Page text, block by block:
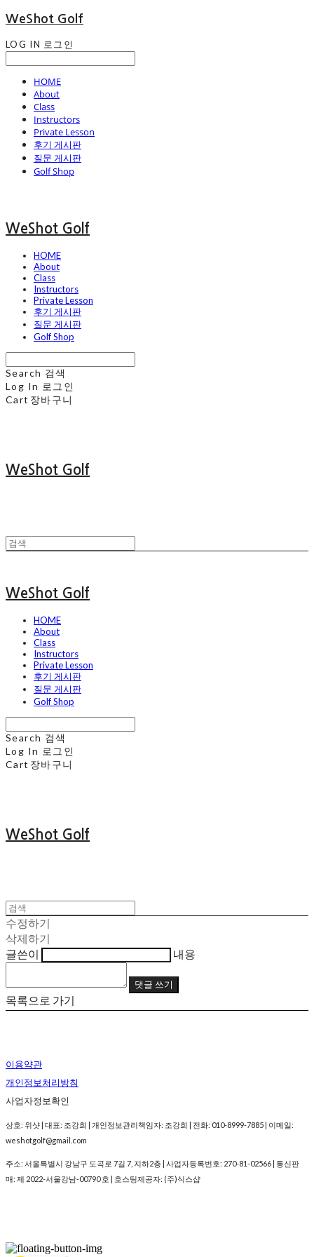
WeShot Golf
LOG IN 로그인
HOME
About
Class
Instructors
Private Lesson
후기 게시판
질문 게시판
Golf Shop
WeShot Golf
HOME
About
Class
Instructors
Private Lesson
후기 게시판
질문 게시판
Golf Shop
Search 검색
Log In 로그인
Cart 장바구니
WeShot Golf
WeShot Golf
HOME
About
Class
Instructors
Private Lesson
후기 게시판
질문 게시판
Golf Shop
Search 검색
Log In 로그인
Cart 장바구니
WeShot Golf
수정하기
삭제하기
글쓴이
내용
댓글 쓰기
목록으로 가기
이용약관
개인정보처리방침
사업자정보확인
상호: 위샷 | 대표: 조강희 | 개인정보관리책임자: 조강희 | 전화: 010-8999-7885 | 이메일:
weshotgolf@gmail.com
주소: 서울특별시 강남구 도곡로 7길 7, 지하2층 | 사업자등록번호: 270-81-02566 | 통신판
매: 제 2022-서울강남-00790 호 | 호스팅제공자: (주)식스샵